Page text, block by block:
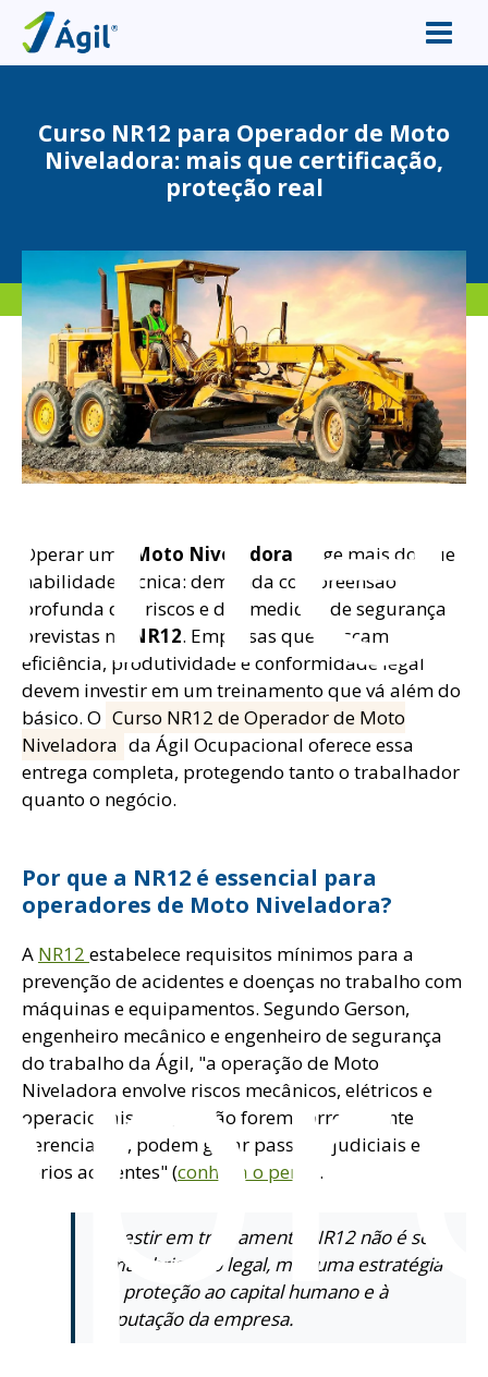
Curso NR12 para Operador de Moto
Niveladora: mais que certificação,
proteção real
Operar uma Moto Niveladora exige mais do que
habilidade técnica: demanda compreensão
profunda dos riscos e das medidas de segurança
previstas na
NR12. Empresas que buscam
eficiência, produtividade e conformidade legal
devem investir em um treinamento que vá além do
básico. O Curso NR12 de Operador de Moto
Niveladora da Ágil Ocupacional oferece essa
entrega completa, protegendo tanto o trabalhador
quanto o negócio.
Por que a NR12 é essencial para
operadores de Moto Niveladora?
A NR12 estabelece requisitos mínimos para a
prevenção de acidentes e doenças no trabalho com
máquinas e equipamentos. Segundo Gerson,
engenheiro mecânico e engenheiro de segurança
do trabalho da Ágil, "a operação de Moto
Niveladora envolve riscos mecânicos, elétricos e
operacionais que, se não forem corretamente
gerenciados, podem gerar passivos judiciais e
sérios acidentes" (conheça o perfil ).
Investir em treinamento NR12 não é só
uma obrigação legal, mas uma estratégia
de proteção ao capital humano e à
reputação da empresa.